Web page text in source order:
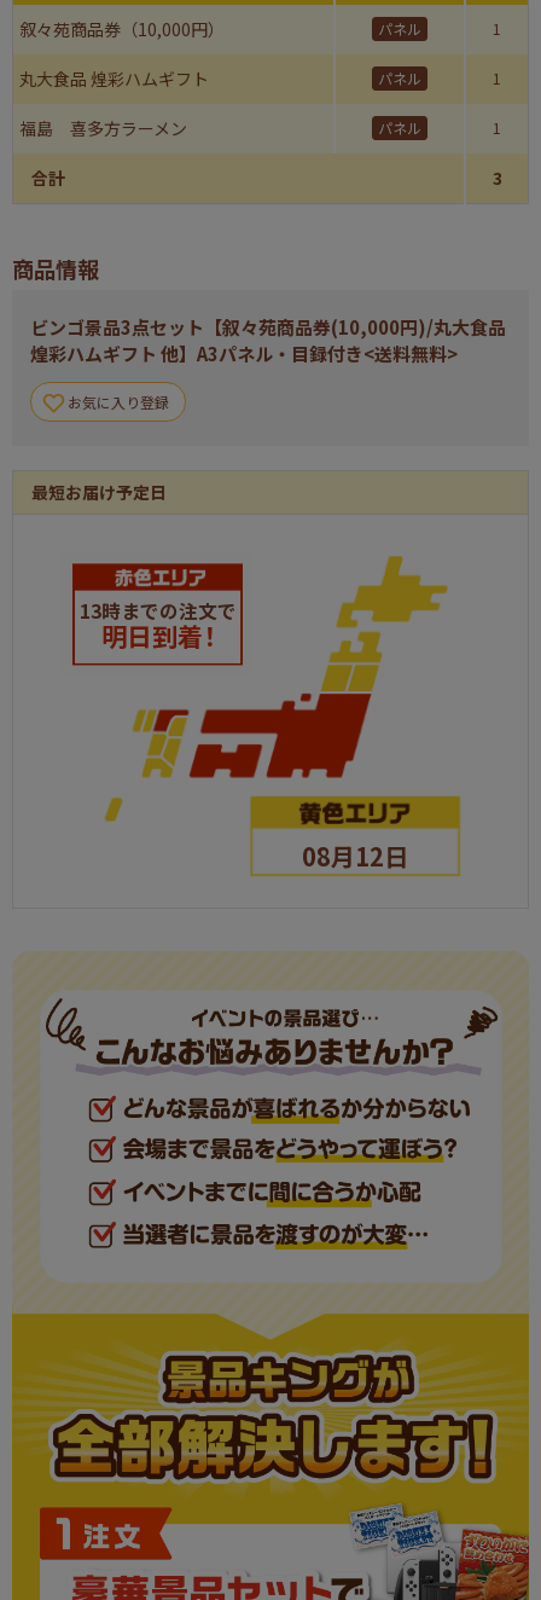
叙々苑商品券（10,000円） パネル 1
丸大食品 煌彩ハムギフト パネル 1
福島 喜多方ラーメン パネル 1
合計 3
商品情報
ビンゴ景品3点セット【叙々苑商品券(10,000円)/丸大食品
煌彩ハムギフト 他】A3パネル・目録付き<送料無料>
お気に入り登録
最短お届け予定日
13時までの注文で
明日到着！
08月12日